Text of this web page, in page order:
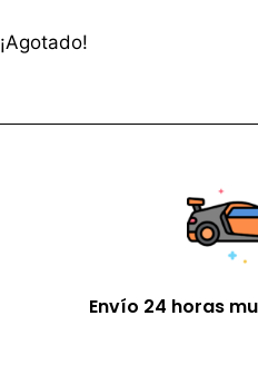
¡Agotado!
Envío 24 horas